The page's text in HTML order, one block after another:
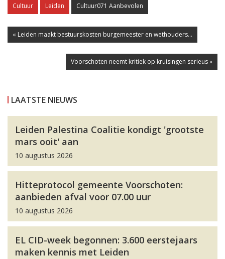
Cultuur Leiden Cultuur071 Aanbevolen
« Leiden maakt bestuurskosten burgemeester en wethouders...
Voorschoten neemt kritiek op kruisingen serieus »
LAATSTE NIEUWS
Leiden Palestina Coalitie kondigt 'grootste
mars ooit' aan
10 augustus 2026
Hitteprotocol gemeente Voorschoten:
aanbieden afval voor 07.00 uur
10 augustus 2026
EL CID-week begonnen: 3.600 eerstejaars
maken kennis met Leiden